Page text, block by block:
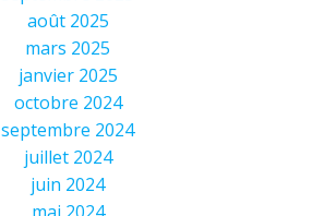
août 2025
mars 2025
janvier 2025
octobre 2024
septembre 2024
juillet 2024
juin 2024